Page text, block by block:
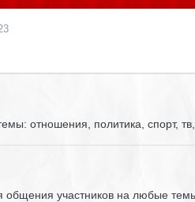
отношения, политика, спорт, тв,
участников на любые